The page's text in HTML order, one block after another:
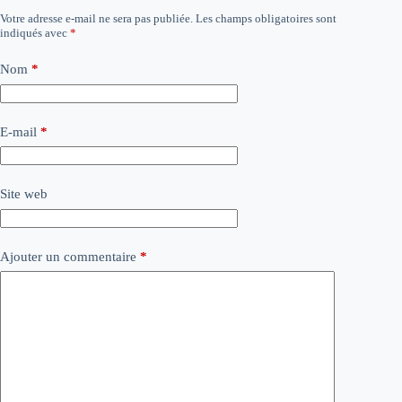
Votre adresse e-mail ne sera pas publiée. Les champs obligatoires sont
indiqués avec *
Nom *
E-mail *
Site web
Ajouter un commentaire *